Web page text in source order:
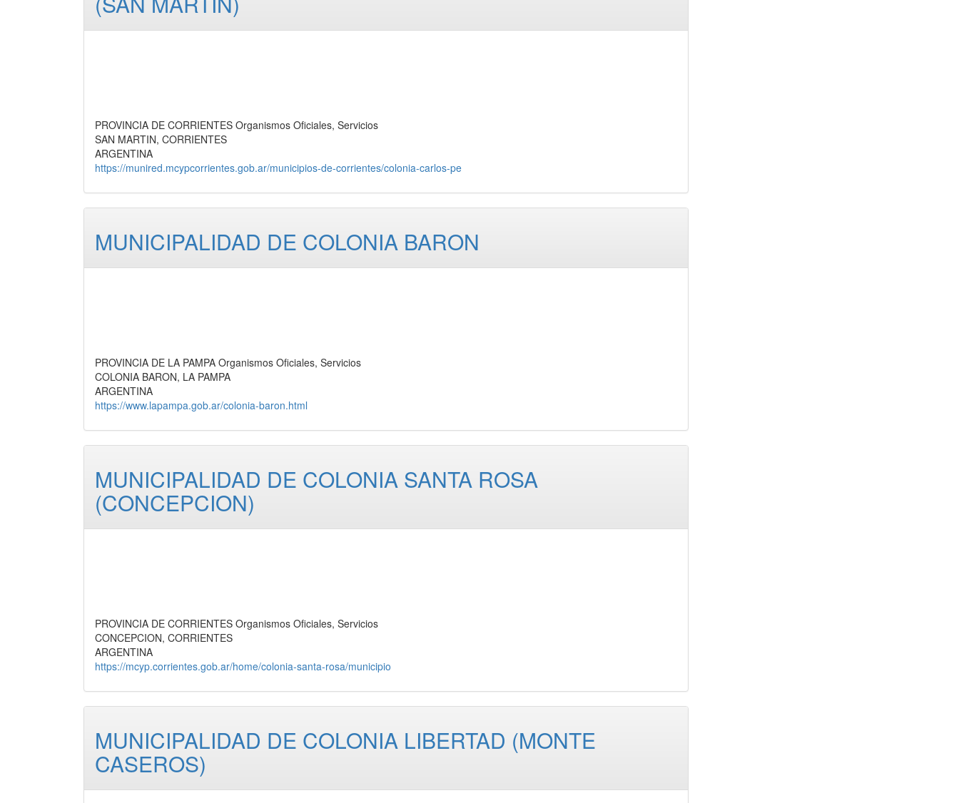
PROVINCIA DE CORRIENTES Organismos Oficiales, Servicios
SAN MARTIN, CORRIENTES
ARGENTINA
https://munired.mcypcorrientes.gob.ar/municipios-de-corrientes/colonia-carlos-pe
MUNICIPALIDAD DE COLONIA BARON
PROVINCIA DE LA PAMPA Organismos Oficiales, Servicios
COLONIA BARON, LA PAMPA
ARGENTINA
https://www.lapampa.gob.ar/colonia-baron.html
MUNICIPALIDAD DE COLONIA SANTA ROSA
(CONCEPCION)
PROVINCIA DE CORRIENTES Organismos Oficiales, Servicios
CONCEPCION, CORRIENTES
ARGENTINA
https://mcyp.corrientes.gob.ar/home/colonia-santa-rosa/municipio
MUNICIPALIDAD DE COLONIA LIBERTAD (MONTE
CASEROS)